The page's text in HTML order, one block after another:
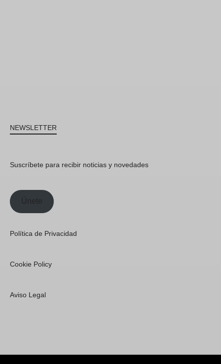
NEWSLETTER
Suscríbete para recibir noticias y novedades
Únete
Política de Privacidad
Cookie Policy
Aviso Legal